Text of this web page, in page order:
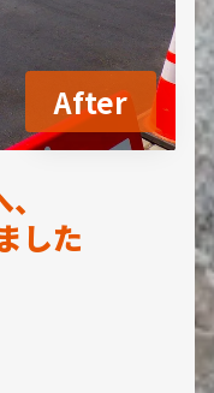
After
した